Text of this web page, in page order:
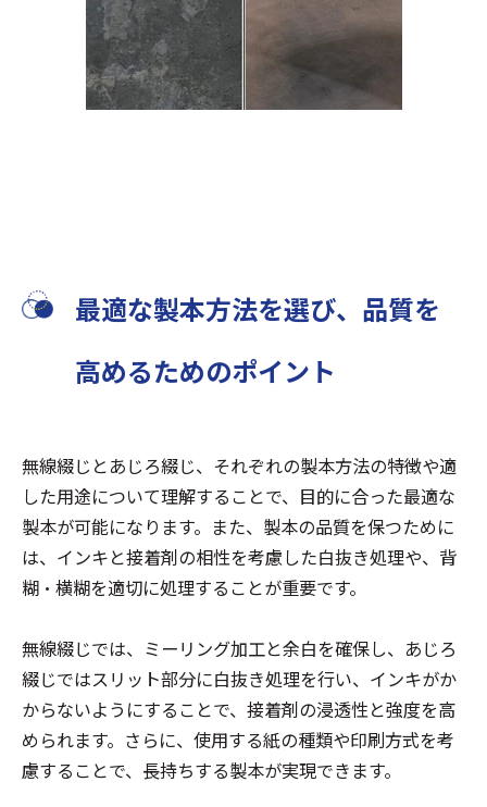
最適な製本方法を選び、品質を
高めるためのポイント
無線綴じとあじろ綴じ、それぞれの製本方法の特徴や適
した用途について理解することで、目的に合った最適な
製本が可能になります。また、製本の品質を保つために
は、インキと接着剤の相性を考慮した白抜き処理や、背
糊・横糊を適切に処理することが重要です。
無線綴じでは、ミーリング加工と余白を確保し、あじろ
綴じではスリット部分に白抜き処理を行い、インキがか
からないようにすることで、接着剤の浸透性と強度を高
められます。さらに、使用する紙の種類や印刷方式を考
慮することで、長持ちする製本が実現できます。